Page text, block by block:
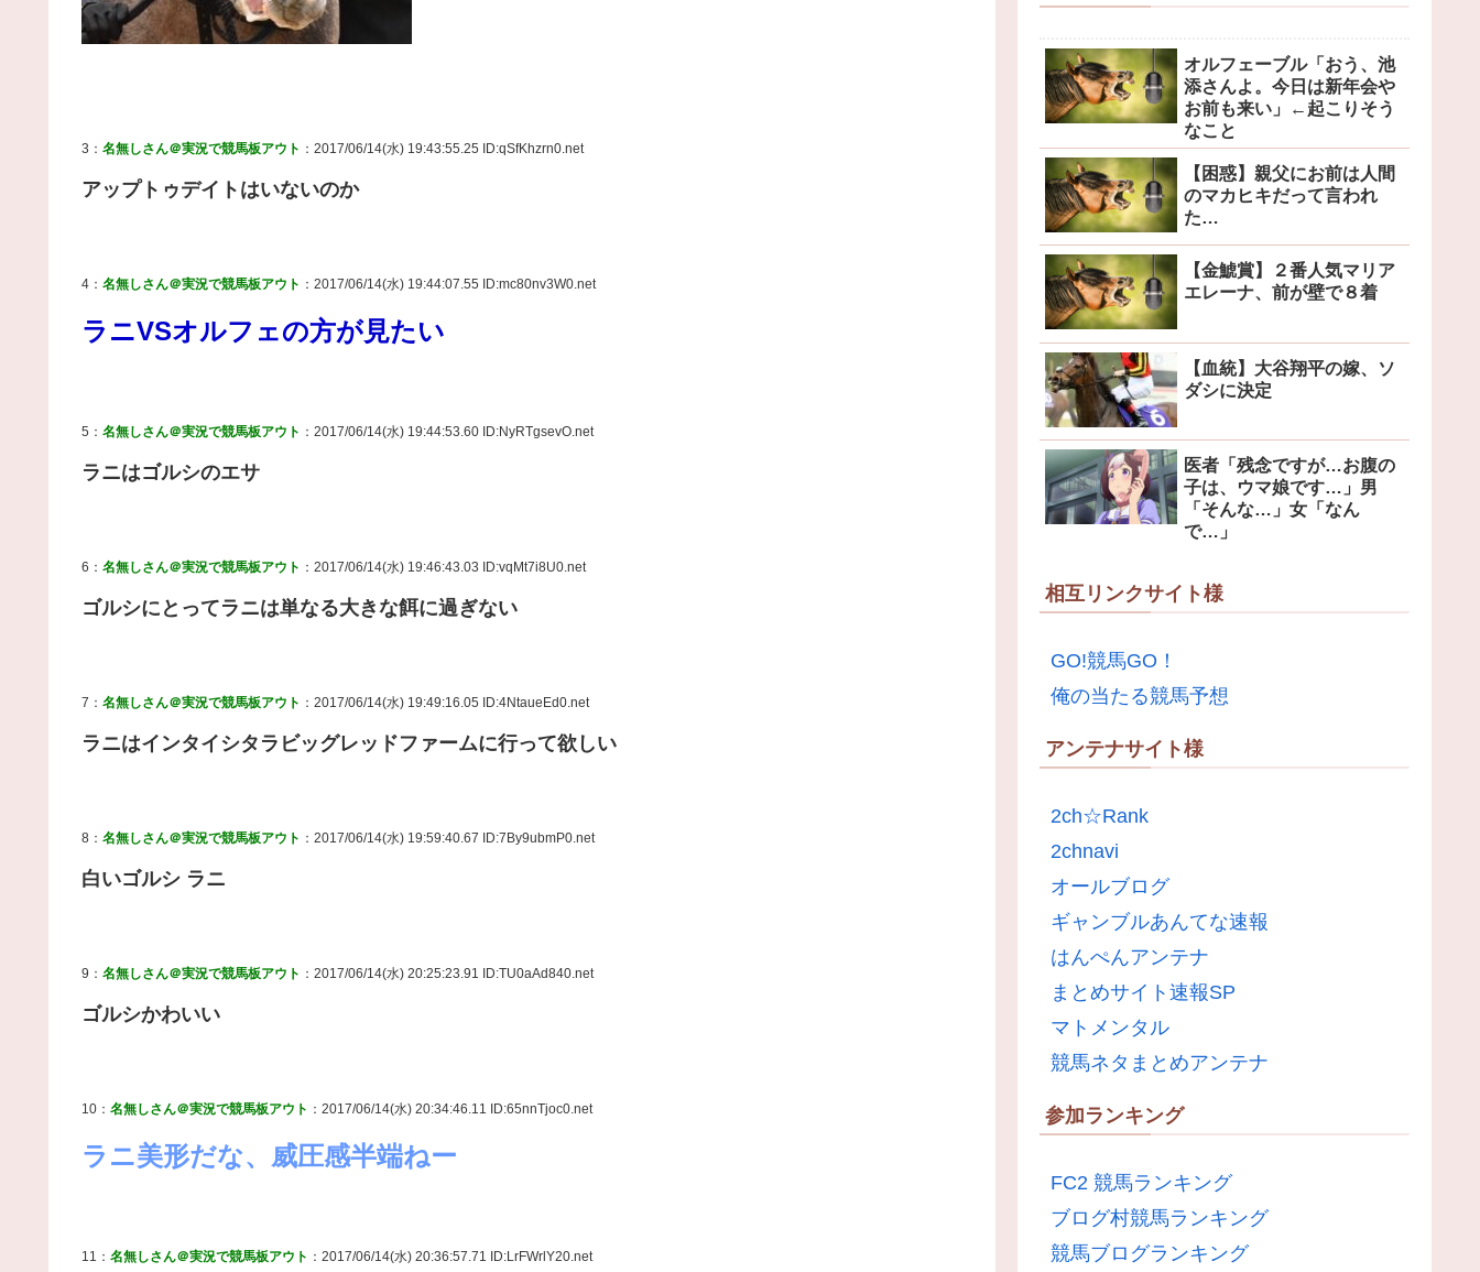
3： 名無しさん＠実況で競馬板アウト ：2017/06/14(水) 19:43:55.25 ID:qSfKhzrn0.net
アップトゥデイトはいないのか
4： 名無しさん＠実況で競馬板アウト ：2017/06/14(水) 19:44:07.55 ID:mc80nv3W0.net
ラニVSオルフェの方が見たい
5： 名無しさん＠実況で競馬板アウト ：2017/06/14(水) 19:44:53.60 ID:NyRTgsevO.net
ラニはゴルシのエサ
6： 名無しさん＠実況で競馬板アウト ：2017/06/14(水) 19:46:43.03 ID:vqMt7i8U0.net
ゴルシにとってラニは単なる大きな餌に過ぎない
7： 名無しさん＠実況で競馬板アウト ：2017/06/14(水) 19:49:16.05 ID:4NtaueEd0.net
ラニはインタイシタラビッグレッドファームに行って欲しい
8： 名無しさん＠実況で競馬板アウト ：2017/06/14(水) 19:59:40.67 ID:7By9ubmP0.net
白いゴルシ ラニ
9： 名無しさん＠実況で競馬板アウト ：2017/06/14(水) 20:25:23.91 ID:TU0aAd840.net
ゴルシかわいい
10： 名無しさん＠実況で競馬板アウト ：2017/06/14(水) 20:34:46.11 ID:65nnTjoc0.net
ラニ美形だな、威圧感半端ねー
11： 名無しさん＠実況で競馬板アウト ：2017/06/14(水) 20:36:57.71 ID:LrFWrlY20.net
オルフェーブル「おう、池
添さんよ。今日は新年会や
お前も来い」←起こりそう
なこと
【困惑】親父にお前は人間
のマカヒキだって言われ
た…
【金鯱賞】２番人気マリア
エレーナ、前が壁で８着
【血統】大谷翔平の嫁、ソ
ダシに決定
医者「残念ですが…お腹の
子は、ウマ娘です…」男
「そんな…」女「なん
で…」
相互リンクサイト様
GO!競馬GO！
俺の当たる競馬予想
アンテナサイト様
2ch☆Rank
2chnavi
オールブログ
ギャンブルあんてな速報
はんぺんアンテナ
まとめサイト速報SP
マトメンタル
競馬ネタまとめアンテナ
参加ランキング
FC2 競馬ランキング
ブログ村競馬ランキング
競馬ブログランキング